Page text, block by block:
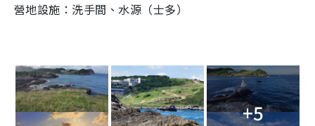
營地設施：洗手間、水源（士多）
+5